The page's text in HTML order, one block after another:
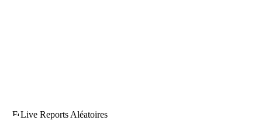
Live Reports Aléatoires